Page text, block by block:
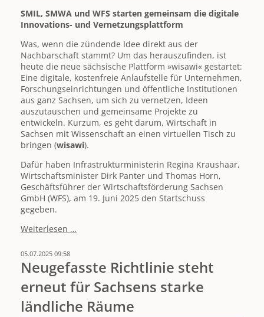
SMIL, SMWA und WFS starten gemeinsam die digitale
Innovations- und Vernetzungsplattform
Was, wenn die zündende Idee direkt aus der
Nachbarschaft stammt? Um das herauszufinden, ist
heute die neue sächsische Plattform »wisawi« gestartet:
Eine digitale, kostenfreie Anlaufstelle für Unternehmen,
Forschungseinrichtungen und öffentliche Institutionen
aus ganz Sachsen, um sich zu vernetzen, Ideen
auszutauschen und gemeinsame Projekte zu
entwickeln. Kurzum, es geht darum, Wirtschaft in
Sachsen mit Wissenschaft an einen virtuellen Tisch zu
bringen (wisawi).
Dafür haben Infrastrukturministerin Regina Kraushaar,
Wirtschaftsminister Dirk Panter und Thomas Horn,
Geschäftsführer der Wirtschaftsförderung Sachsen
GmbH (WFS), am 19. Juni 2025 den Startschuss
gegeben.
Weiterlesen …
Wissenschaft
auf
Augenhöhe
zusammen
05.07.2025 09:58
Neugefasste Richtlinie steht
erneut für Sachsens starke
ländliche Räume